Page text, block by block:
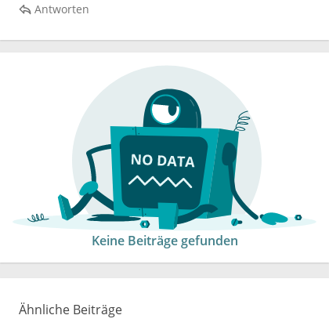
Antworten
Keine Beiträge gefunden
Ähnliche Beiträge